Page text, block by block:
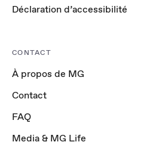
Déclaration d’accessibilité
CONTACT
À propos de MG
Contact
FAQ
Media & MG Life